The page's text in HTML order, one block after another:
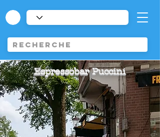
Espressobar Puccini